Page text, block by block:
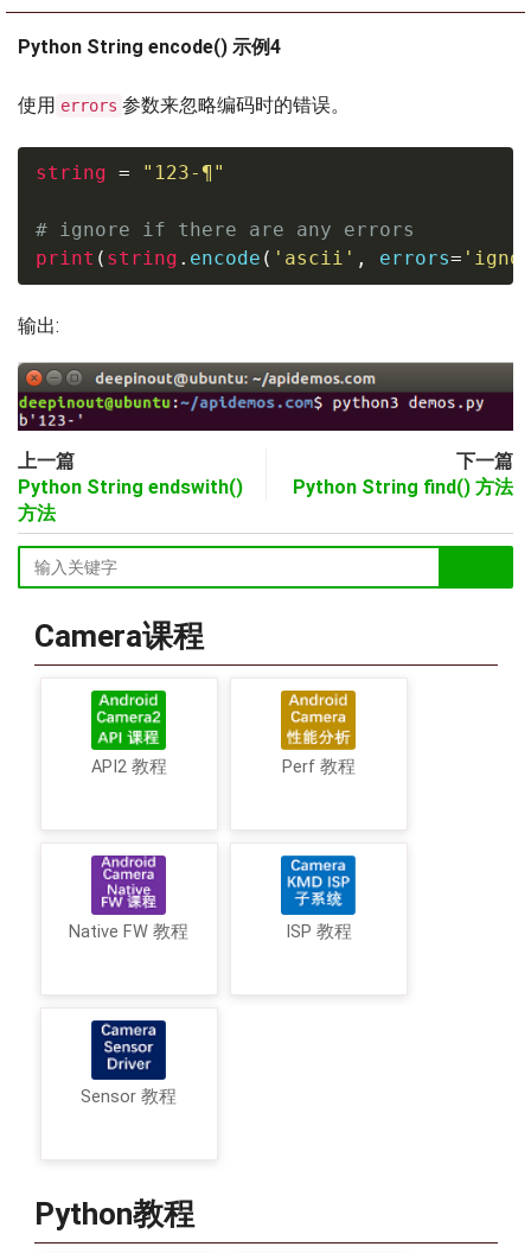
Python String encode() 示例4
使用 errors 参数来忽略编码时的错误。
string = "123-¶"
# ignore if there are any errors
print ( string . encode ( 'ascii' , errors=
输出:
上一篇
Python String endswith()
方法
下一篇
Python String find() 方法
Camera课程
API2 教程 Perf 教程
Native FW 教程 ISP 教程
Sensor 教程
Python教程